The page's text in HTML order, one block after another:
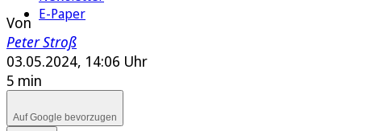
E-Paper
Von
Peter Stroß
03.05.2024, 14:06 Uhr
5 min
Auf Google bevorzugen